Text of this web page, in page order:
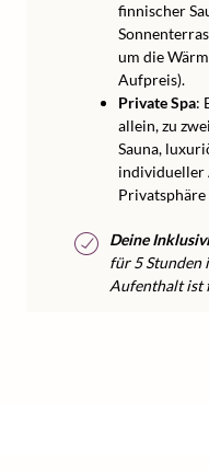
finnischer
um die
Aufpreis).
Private Spa:
allein, zu
Sauna,
individueller
Deine
für 5 Stunden
Aufenthalt ist